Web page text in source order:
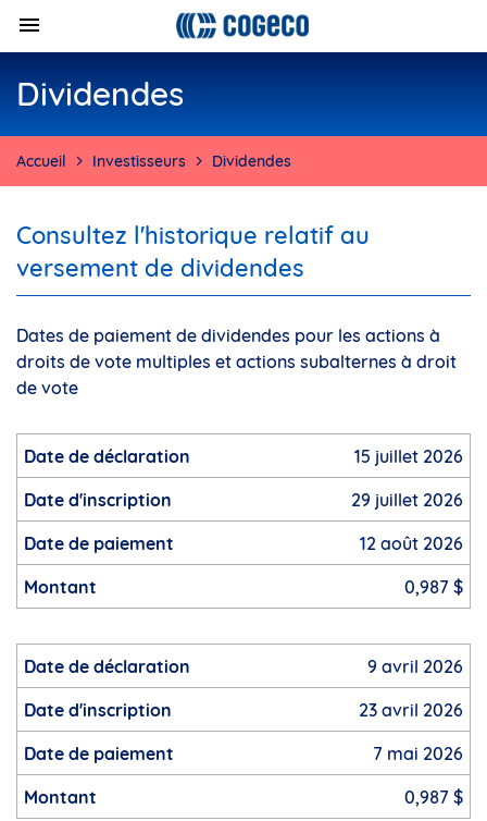
Dividendes
Accueil Investisseurs Dividendes
Consultez l'historique relatif au
versement de dividendes
Dates de paiement de dividendes pour les actions à
droits de vote multiples et actions subalternes à droit
de vote
15 juillet 2026
29 juillet 2026
12 août 2026
0,987 $
9 avril 2026
23 avril 2026
7 mai 2026
0,987 $